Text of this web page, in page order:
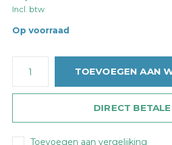
Incl. btw
Op voorraad
TOEVOEGEN AAN
DIRECT
Toevoegen aan vergelijking